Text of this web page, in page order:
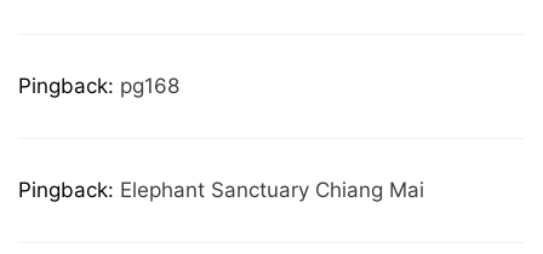
Pingback: pg168
Pingback: Elephant Sanctuary Chiang Mai